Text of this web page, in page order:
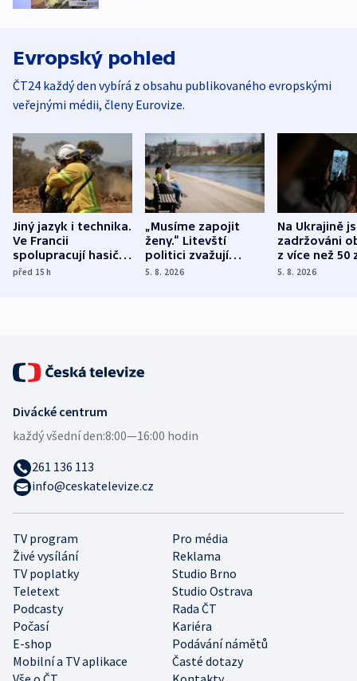
Evropský pohled
ČT24 každý den vybírá z obsahu publikovaného evropskými
veřejnými médii, členy Eurovize.
Jiný jazyk i technika.
Ve Francii
spolupracují hasiči z
různých zemí
před 15h
„Musíme zapojit
ženy.“ Litevští
politici zvažují
dohodu o
5. 8. 2026
Na Ukrajině
zadržováni
z více než 50
Bojovali na
5. 8. 2026
TV program
Pro média
Živé vysílání
Reklama
TV poplatky
Studio Brno
Teletext
Studio Ostrava
Podcasty
Rada ČT
Počasí
Kariéra
E-shop
Podávání námětů
Mobilní a TV aplikace
Časté dotazy
Divácké centrum
každý všední den:8:00—16:00 hodin
261 136 113
info@ceskatelevize.cz